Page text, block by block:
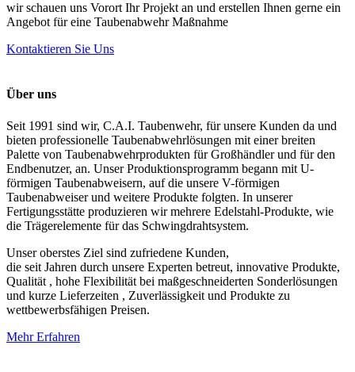
wir schauen uns Vorort Ihr Projekt an und erstellen Ihnen gerne ein
Angebot für eine Taubenabwehr Maßnahme
Kontaktieren Sie Uns
Über uns
Seit 1991 sind wir, C.A.I. Taubenwehr, für unsere Kunden da und
bieten professionelle Taubenabwehrlösungen mit einer breiten
Palette von Taubenabwehrprodukten für Großhändler und für den
Endbenutzer, an. Unser Produktionsprogramm begann mit U-
förmigen Taubenabweisern, auf die unsere V-förmigen
Taubenabweiser und weitere Produkte folgten. In unserer
Fertigungsstätte produzieren wir mehrere Edelstahl-Produkte, wie
die Trägerelemente für das Schwingdrahtsystem.
Unser oberstes Ziel sind zufriedene Kunden,
die seit Jahren durch unsere Experten betreut, innovative Produkte,
Qualität , hohe Flexibilität bei maßgeschneiderten Sonderlösungen
und kurze Lieferzeiten , Zuverlässigkeit und Produkte zu
wettbewerbsfähigen Preisen.
Mehr Erfahren